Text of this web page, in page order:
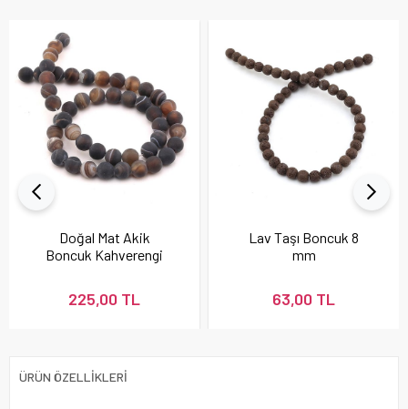
Doğal Mat Akik
Boncuk Kahverengi
225,00 TL
Lav Taşı Boncuk 8
mm
63,00 TL
ÜRÜN ÖZELLIKLERI